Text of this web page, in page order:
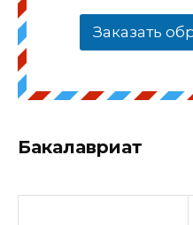
Заказать
Бакалавриат